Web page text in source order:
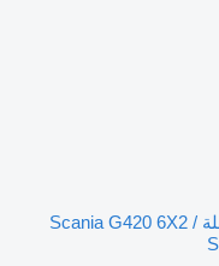
شاحنة مقفلة Scania G420 6X2 /